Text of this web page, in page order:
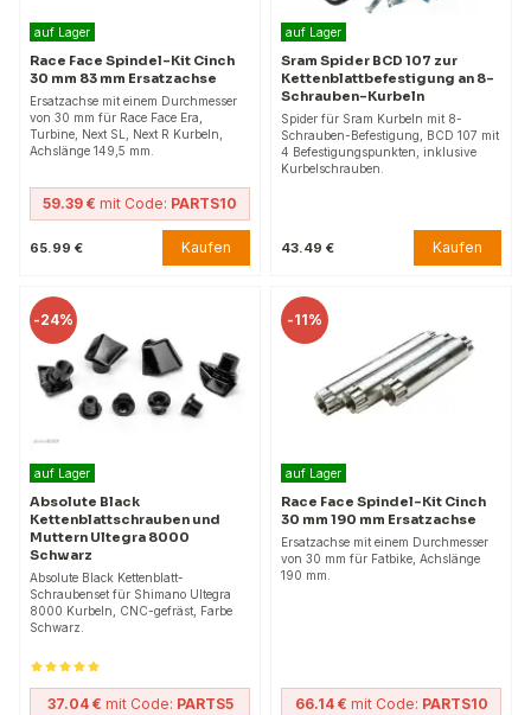
auf Lager
Race Face Spindel-Kit Cinch
30 mm 83 mm Ersatzachse
Ersatzachse mit einem Durchmesser
von 30 mm für Race Face Era,
Turbine, Next SL, Next R Kurbeln,
Achslänge 149,5 mm.
59.39 € mit Code: PARTS10
65.99 € Kaufen
auf Lager
Sram Spider BCD 107 zur
Kettenblattbefestigung an 8-
Schrauben-Kurbeln
Spider für Sram Kurbeln mit 8-
Schrauben-Befestigung, BCD 107 mit
4 Befestigungspunkten, inklusive
Kurbelschrauben.
43.49 € Kaufen
-24%
auf Lager
Absolute Black
Kettenblattschrauben und
Muttern Ultegra 8000
Schwarz
Absolute Black Kettenblatt-
Schraubenset für Shimano Ultegra
8000 Kurbeln, CNC-gefräst, Farbe
Schwarz.
37.04 € mit Code: PARTS5
-11%
auf Lager
Race Face Spindel-Kit Cinch
30 mm 190 mm Ersatzachse
Ersatzachse mit einem Durchmesser
von 30 mm für Fatbike, Achslänge
190 mm.
66.14 € mit Code: PARTS10